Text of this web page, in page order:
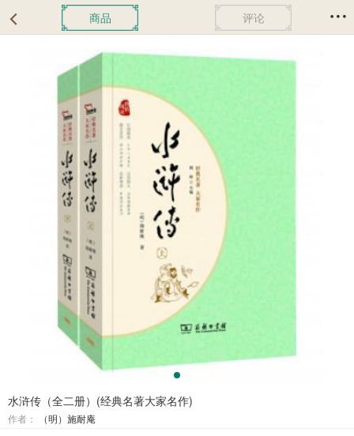
商品 评论
水浒传（全二册）(经典名著大家名作)
作者： （明）施耐庵